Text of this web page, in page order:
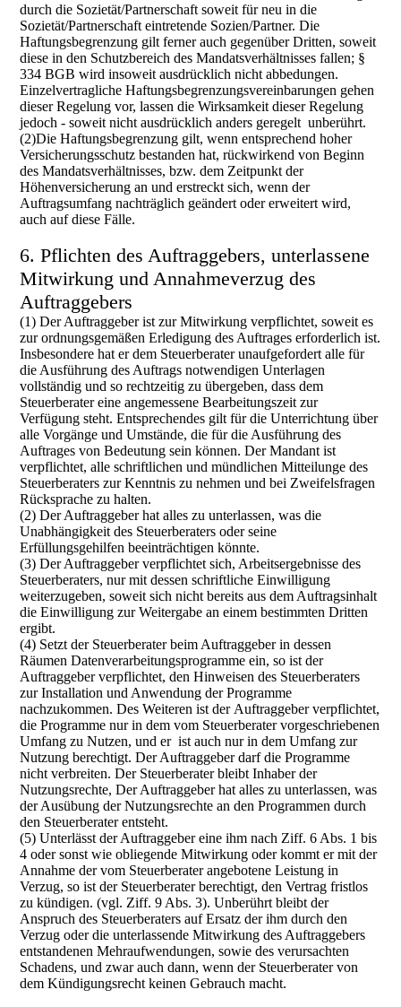
durch die Sozietät/Partnerschaft soweit für neu in die
Sozietät/Partnerschaft eintretende Sozien/Partner. Die
Haftungsbegrenzung gilt ferner auch gegenüber Dritten, soweit
diese in den Schutzbereich des Mandatsverhältnisses fallen; §
334 BGB wird insoweit ausdrücklich nicht abbedungen.
Einzelvertragliche Haftungsbegrenzungsvereinbarungen gehen
dieser Regelung vor, lassen die Wirksamkeit dieser Regelung
jedoch - soweit nicht ausdrücklich anders geregelt unberührt.
(2)Die Haftungsbegrenzung gilt, wenn entsprechend hoher
Versicherungsschutz bestanden hat, rückwirkend von Beginn
des Mandatsverhältnisses, bzw. dem Zeitpunkt der
Höhenversicherung an und erstreckt sich, wenn der
Auftragsumfang nachträglich geändert oder erweitert wird,
auch auf diese Fälle.
6. Pflichten des Auftraggebers, unterlassene
Mitwirkung und Annahmeverzug des
Auftraggebers
(1) Der Auftraggeber ist zur Mitwirkung verpflichtet, soweit es
zur ordnungsgemäßen Erledigung des Auftrages erforderlich ist.
Insbesondere hat er dem Steuerberater unaufgefordert alle für
die Ausführung des Auftrags notwendigen Unterlagen
vollständig und so rechtzeitig zu übergeben, dass dem
Steuerberater eine angemessene Bearbeitungszeit zur
Verfügung steht. Entsprechendes gilt für die Unterrichtung über
alle Vorgänge und Umstände, die für die Ausführung des
Auftrages von Bedeutung sein können. Der Mandant ist
verpflichtet, alle schriftlichen und mündlichen Mitteilunge des
Steuerberaters zur Kenntnis zu nehmen und bei Zweifelsfragen
Rücksprache zu halten.
(2) Der Auftraggeber hat alles zu unterlassen, was die
Unabhängigkeit des Steuerberaters oder seine
Erfüllungsgehilfen beeinträchtigen könnte.
(3) Der Auftraggeber verpflichtet sich, Arbeitsergebnisse des
Steuerberaters, nur mit dessen schriftliche Einwilligung
weiterzugeben, soweit sich nicht bereits aus dem Auftragsinhalt
die Einwilligung zur Weitergabe an einem bestimmten Dritten
ergibt.
(4) Setzt der Steuerberater beim Auftraggeber in dessen
Räumen Datenverarbeitungsprogramme ein, so ist der
Auftraggeber verpflichtet, den Hinweisen des Steuerberaters
zur Installation und Anwendung der Programme
nachzukommen. Des Weiteren ist der Auftraggeber verpflichtet,
die Programme nur in dem vom Steuerberater vorgeschriebenen
Umfang zu Nutzen, und er ist auch nur in dem Umfang zur
Nutzung berechtigt. Der Auftraggeber darf die Programme
nicht verbreiten. Der Steuerberater bleibt Inhaber der
Nutzungsrechte, Der Auftraggeber hat alles zu unterlassen, was
der Ausübung der Nutzungsrechte an den Programmen durch
den Steuerberater entsteht.
(5) Unterlässt der Auftraggeber eine ihm nach Ziff. 6 Abs. 1 bis
4 oder sonst wie obliegende Mitwirkung oder kommt er mit der
Annahme der vom Steuerberater angebotene Leistung in
Verzug, so ist der Steuerberater berechtigt, den Vertrag fristlos
zu kündigen. (vgl. Ziff. 9 Abs. 3). Unberührt bleibt der
Anspruch des Steuerberaters auf Ersatz der ihm durch den
Verzug oder die unterlassende Mitwirkung des Auftraggebers
entstandenen Mehraufwendungen, sowie des verursachten
Schadens, und zwar auch dann, wenn der Steuerberater von
dem Kündigungsrecht keinen Gebrauch macht.